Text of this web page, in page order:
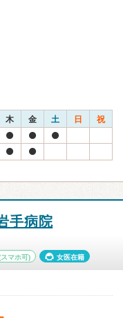
木 金 土 日 祝
手病院
スマホ可) 女医在籍